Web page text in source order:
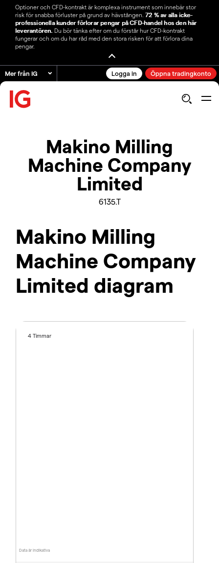
Optioner och CFD-kontrakt är komplexa instrument som innebär stor
risk för snabba förluster på grund av hävstången. 72 % av alla icke-
professionella kunder förlorar pengar på CFD-handel hos den här
leverantören. Du bör tänka efter om du förstår hur CFD-kontrakt
fungerar och om du har råd med den stora risken för att förlora dina
pengar.
Mer från IG Logga in Öppna tradingkonto
Makino Milling
Machine Company
Limited
6135.T
Makino Milling
Machine Company
Limited diagram
Data är indikativa
4 Timmar